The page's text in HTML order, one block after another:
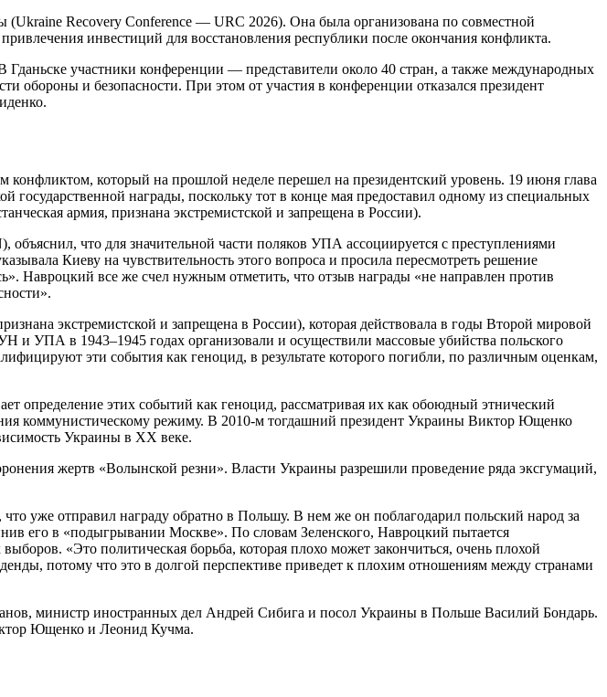
(Ukraine Recovery Conference — URC 2026). Она была организована по совместной
инвестиций для восстановления республики после окончания конфликта.
участники конференции — представители около 40 стран, а также международных
и безопасности. При этом от участия в конференции отказался президент
конфликтом, который на прошлой неделе перешел на президентский уровень. 19 июня глава
награды, поскольку тот в конце мая предоставил одному из специальных
армия, признана экстремистской и запрещена в России).
что для значительной части поляков УПА ассоциируется с преступлениями
Киеву на чувствительность этого вопроса и просила пересмотреть решение
Навроцкий все же счел нужным отметить, что отзыв награды «не направлен против
экстремистской и запрещена в России), которая действовала в годы Второй мировой
и УПА в 1943–1945 годах организовали и осуществили массовые убийства польского
эти события как геноцид, в результате которого погибли, по различным оценкам,
определение этих событий как геноцид, рассматривая их как обоюдный этнический
коммунистическому режиму. В 2010-м тогдашний президент Украины Виктор Ющенко
Украины в XX веке.
жертв «Волынской резни». Власти Украины разрешили проведение ряда эксгумаций,
уже отправил награду обратно в Польшу. В нем же он поблагодарил польский народ за
его в «подыгрывании Москве». По словам Зеленского, Навроцкий пытается
«Это политическая борьба, которая плохо может закончиться, очень плохой
потому что это в долгой перспективе приведет к плохим отношениям между странами
министр иностранных дел Андрей Сибига и посол Украины в Польше Василий Бондарь.
Ющенко и Леонид Кучма.